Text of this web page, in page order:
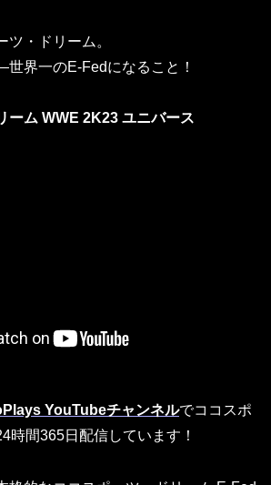
ツ・ドリーム 。
世界一のE-Fedになること ！
ーム WWE 2K23 ユニバース
YouTubeチャンネルでココスポ
時間365日配信しています！